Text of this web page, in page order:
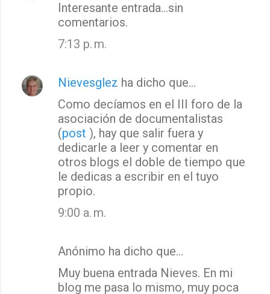
Interesante entrada...sin
comentarios.
7:13 p. m.
Nievesglez ha dicho que…
Como decíamos en el III foro de la
asociación de documentalistas
(post ), hay que salir fuera y
dedicarle a leer y comentar en
otros blogs el doble de tiempo que
le dedicas a escribir en el tuyo
propio.
9:00 a. m.
Anónimo ha dicho que…
Muy buena entrada Nieves. En mi
blog me pasa lo mismo, muy poca